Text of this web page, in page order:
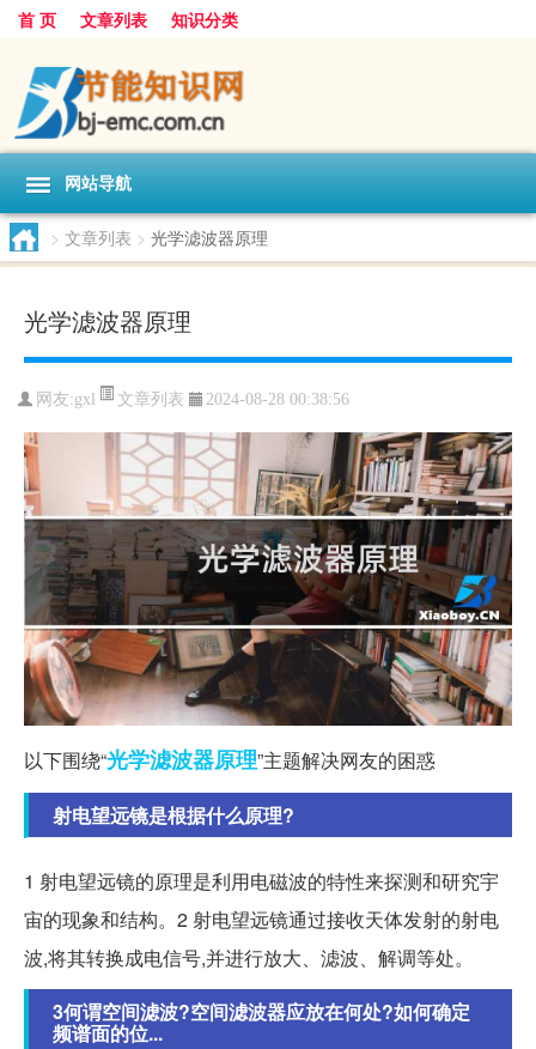
首 页 文章列表 知识分类
网站导航
> 文章列表 > 光学滤波器原理
光学滤波器原理
网友:gxl 文章列表 2024-08-28 00:38:56
以下围绕“光学滤波器原理”主题解决网友的困惑
射电望远镜是根据什么原理?
1 射电望远镜的原理是利用电磁波的特性来探测和研究宇
宙的现象和结构。2 射电望远镜通过接收天体发射的射电
波,将其转换成电信号,并进行放大、滤波、解调等处。
3何谓空间滤波?空间滤波器应放在何处?如何确定
频谱面的位...